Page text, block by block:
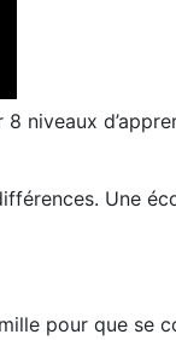
niveaux
Une
pour que se